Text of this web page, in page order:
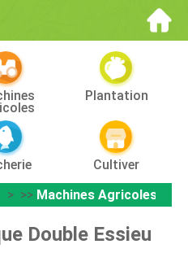
Plantation
Cultiver
> >> Machines Agricoles
Double Essieu